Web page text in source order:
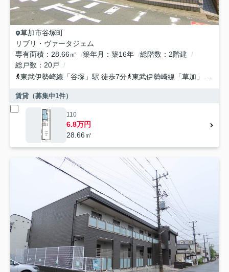
草加市谷塚町
リブリ・ヴァータジェム
専有面積
28.66㎡ 築年月 築16年 総階数
2階建
総戸数
20戸
東武伊勢崎線 「谷塚 」駅 徒歩7分 東武伊勢崎線 「草加 」駅 徒歩22分
賃貸（募集中1件）
110
6.8万円
28.66㎡